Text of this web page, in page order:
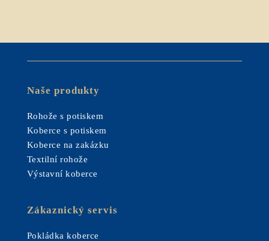
Naše produkty
Rohože s potiskem
Koberce s potiskem
Koberce na zakázku
Textilní rohože
Výstavní koberce
Zákaznický servis
Pokládka koberce